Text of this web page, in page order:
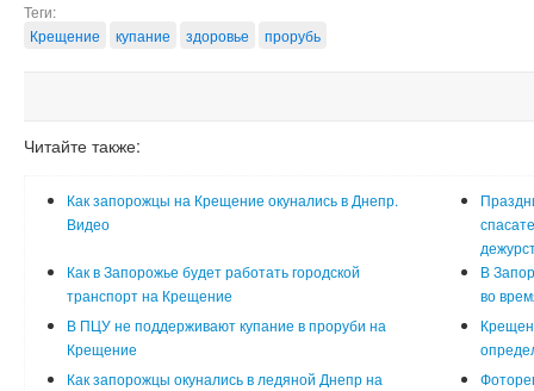
Теги:
Крещение
купание здоровье прорубь
Читайте также:
Как запорожцы на Крещение окунались в Днепр.
Видео
Как в Запорожье будет работать городской
транспорт на Крещение
В
во
В ПЦУ не поддерживают купание в проруби на
Крещение
Как запорожцы окунались в ледяной Днепр на